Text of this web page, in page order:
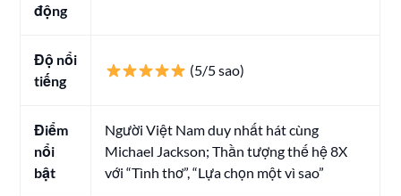
động
Độ nổi
tiếng
(5/5 sao)
Điểm
nổi
bật
Người Việt Nam duy nhất hát cùng
Michael Jackson; Thần tượng thế hệ 8X
với “Tình thơ”, “Lựa chọn một vì sao”